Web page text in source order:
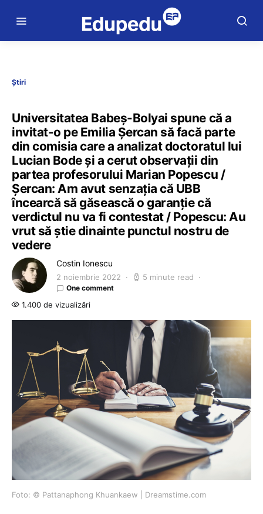
Știri
Universitatea Babeș-Bolyai spune că a
invitat-o pe Emilia Șercan să facă parte
din comisia care a analizat doctoratul lui
Lucian Bode și a cerut observații din
partea profesorului Marian Popescu /
Șercan: Am avut senzația că UBB
încearcă să găsească o garanție că
verdictul nu va fi contestat / Popescu: Au
vrut să știe dinainte punctul nostru de
vedere
Costin Ionescu
2 noiembrie 2022 5 minute read
One comment
1.400 de vizualizări
Foto: © Pattanaphong Khuankaew | Dreamstime.com